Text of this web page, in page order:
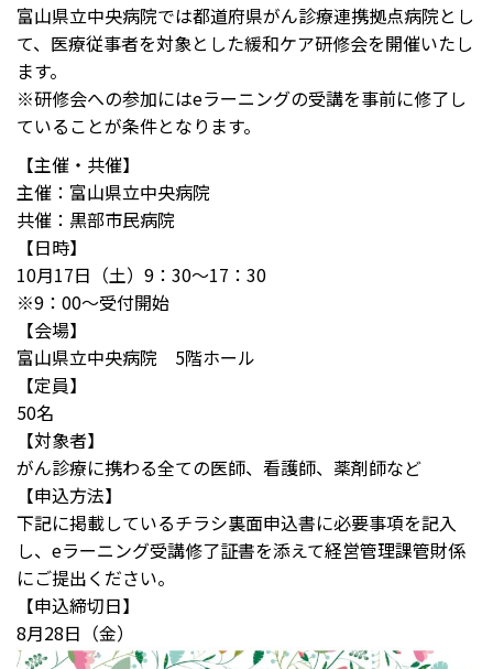
富山県立中央病院では都道府県がん診療連携拠点病院とし
て、医療従事者を対象とした緩和ケア研修会を開催いたし
ます。
※研修会への参加にはeラーニングの受講を事前に修了し
ていることが条件となります。
【主催・共催】
主催：富山県立中央病院
共催：黒部市民病院
【日時】
10月17日（土）9：30～17：30
※9：00～受付開始
【会場】
富山県立中央病院 5階ホール
【定員】
50名
【対象者】
がん診療に携わる全ての医師、看護師、薬剤師など
【申込方法】
下記に掲載しているチラシ裏面申込書に必要事項を記入
し、eラーニング受講修了証書を添えて経営管理課管財係
にご提出ください。
【申込締切日】
8月28日（金）